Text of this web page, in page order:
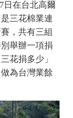
日在台北高爾
三花棉業連
，共有三組
舉辦一項捐
花捐多少」
為台灣業餘